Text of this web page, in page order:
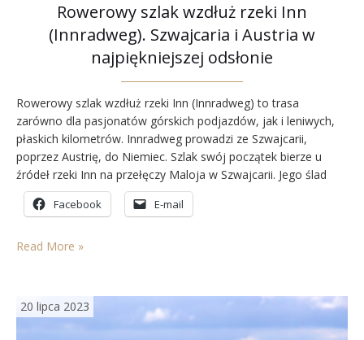
Rowerowy szlak wzdłuż rzeki Inn
(Innradweg). Szwajcaria i Austria w
najpiękniejszej odsłonie
Rowerowy szlak wzdłuż rzeki Inn (Innradweg) to trasa
zarówno dla pasjonatów górskich podjazdów, jak i leniwych,
płaskich kilometrów. Innradweg prowadzi ze Szwajcarii,
poprzez Austrię, do Niemiec. Szlak swój początek bierze u
źródeł rzeki Inn na przełęczy Maloja w Szwajcarii. Jego ślad
wiedzie przepiękną doliną szwajcarskiej Engadyny, przez
austriacki Tyrol aż do ujścia rzeki Inn do Dunaju niedaleko
Facebook E-mail
Read More »
20 lipca 2023